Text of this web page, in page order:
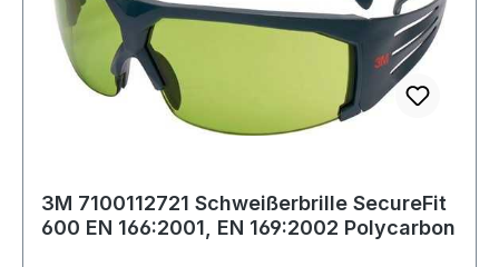
3M 7100112721 Schweißerbrille SecureFit
600 EN 166:2001, EN 169:2002 Polycarbon